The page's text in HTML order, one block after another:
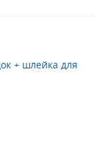
+ шлейка для